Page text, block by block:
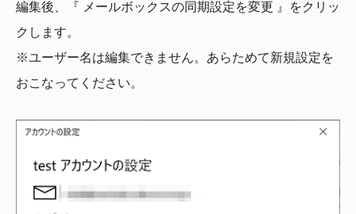
編集後、『 メールボックスの同期設定を変更 』をクリッ
クします。
※ユーザー名は編集できません。あらためて新規設定を
おこなってください。